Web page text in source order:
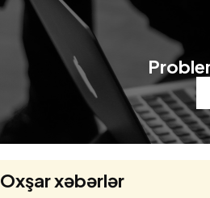
Oxşar xəbərlər